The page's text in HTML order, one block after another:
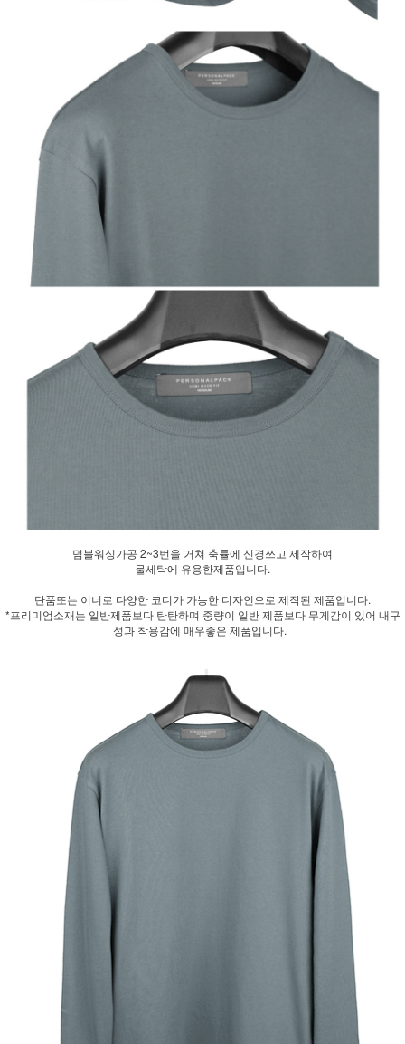
덤블워싱가공 2~3번을 거쳐 축률에 신경쓰고 제작하여
물세탁에 유용한제품입니다.
단품또는 이너로 다양한 코디가 가능한 디자인으로 제작된 제품입니다.
*프리미엄소재는 일반제품보다 탄탄하며 중량이 일반 제품보다 무게감이 있어 내구
성과 착용감에 매우좋은 제품입니다.